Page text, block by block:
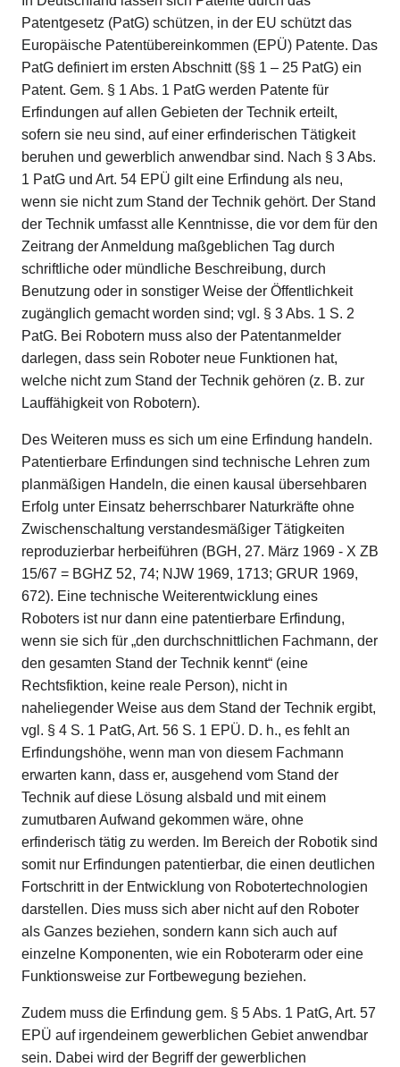
Patentgesetz (PatG) schützen, in der EU schützt das
Europäische Patentübereinkommen (EPÜ) Patente. Das
PatG definiert im ersten Abschnitt (§§ 1 – 25 PatG) ein
Patent. Gem. § 1 Abs. 1 PatG werden Patente für
Erfindungen auf allen Gebieten der Technik erteilt,
sofern sie neu sind, auf einer erfinderischen Tätigkeit
beruhen und gewerblich anwendbar sind. Nach § 3 Abs.
1 PatG und Art. 54 EPÜ gilt eine Erfindung als neu,
wenn sie nicht zum Stand der Technik gehört. Der Stand
der Technik umfasst alle Kenntnisse, die vor dem für den
Zeitrang der Anmeldung maßgeblichen Tag durch
schriftliche oder mündliche Beschreibung, durch
Benutzung oder in sonstiger Weise der Öffentlichkeit
zugänglich gemacht worden sind; vgl. § 3 Abs. 1 S. 2
PatG. Bei Robotern muss also der Patentanmelder
darlegen, dass sein Roboter neue Funktionen hat,
welche nicht zum Stand der Technik gehören (z. B. zur
Lauffähigkeit von Robotern).
Des Weiteren muss es sich um eine Erfindung handeln.
Patentierbare Erfindungen sind technische Lehren zum
planmäßigen Handeln, die einen kausal übersehbaren
Erfolg unter Einsatz beherrschbarer Naturkräfte ohne
Zwischenschaltung verstandesmäßiger Tätigkeiten
reproduzierbar herbeiführen (BGH, 27. März 1969 - X ZB
15/67 = BGHZ 52, 74; NJW 1969, 1713; GRUR 1969,
672). Eine technische Weiterentwicklung eines
Roboters ist nur dann eine patentierbare Erfindung,
wenn sie sich für „den durchschnittlichen Fachmann, der
den gesamten Stand der Technik kennt“ (eine
Rechtsfiktion, keine reale Person), nicht in
naheliegender Weise aus dem Stand der Technik ergibt,
vgl. § 4 S. 1 PatG, Art. 56 S. 1 EPÜ. D. h., es fehlt an
Erfindungshöhe, wenn man von diesem Fachmann
erwarten kann, dass er, ausgehend vom Stand der
Technik auf diese Lösung alsbald und mit einem
zumutbaren Aufwand gekommen wäre, ohne
erfinderisch tätig zu werden. Im Bereich der Robotik sind
somit nur Erfindungen patentierbar, die einen deutlichen
Fortschritt in der Entwicklung von Robotertechnologien
darstellen. Dies muss sich aber nicht auf den Roboter
als Ganzes beziehen, sondern kann sich auch auf
einzelne Komponenten, wie ein Roboterarm oder eine
Funktionsweise zur Fortbewegung beziehen.
Zudem muss die Erfindung gem. § 5 Abs. 1 PatG, Art. 57
EPÜ auf irgendeinem gewerblichen Gebiet anwendbar
sein. Dabei wird der Begriff der gewerblichen